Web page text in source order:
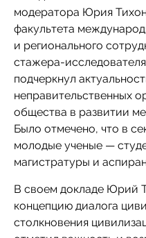
модератора Юрия
факультета
и регионального
стажера-
подчеркнул
неправительственных
общества в развитии
Было отмечено, что в
молодые ученые —
магистратуры и
В своем докладе Юрий
концепцию диалога
столкновения